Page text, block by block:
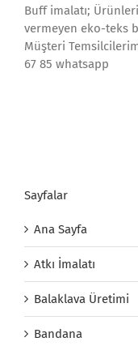
Buff imalatı;
vermeyen eko-teks
Müşteri
67 85 whatsapp
Sayfalar
Ana Sayfa
Atkı İmalatı
Balaklava Üretimi
Bandana